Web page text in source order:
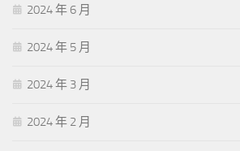
2024 年 6 月
2024 年 5 月
2024 年 3 月
2024 年 2 月